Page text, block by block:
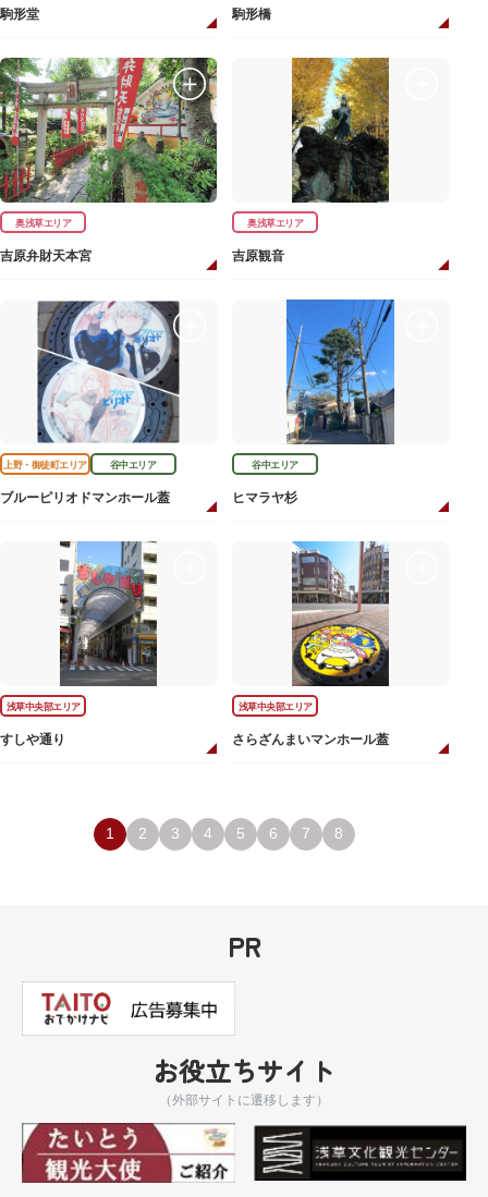
駒形堂 駒形橋
奥浅草エリア
吉原弁財天本宮
奥浅草エリア
吉原観音
上野・御徒町エリア 谷中エリア
ブルーピリオドマンホール蓋
谷中エリア
ヒマラヤ杉
浅草中央部エリア
すしや通り
浅草中央部エリア
さらざんまいマンホール蓋
1 2 3 4 5 6 7 8
PR
お役立ちサイト
（外部サイトに遷移します）